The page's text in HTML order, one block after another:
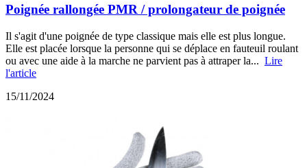
Poignée rallongée PMR / prolongateur de poignée
Il s'agit d'une poignée de type classique mais elle est plus longue.
Elle est placée lorsque la personne qui se déplace en fauteuil roulant
ou avec une aide à la marche ne parvient pas à attraper la... Lire
l'article
15/11/2024